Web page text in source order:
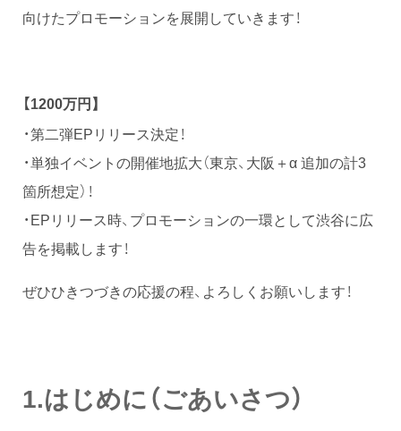
向けたプロモーションを展開していきます！
【1200万円 】
・第二弾EPリリース決定！
・単独イベントの開催地拡大（東京、大阪＋α 追加の計3
箇所想定）！
・EPリリース時、プロモーションの一環として渋谷に広
告を掲載します！
ぜひひきつづきの応援の程、よろしくお願いします！
1.はじめに（ごあいさつ）